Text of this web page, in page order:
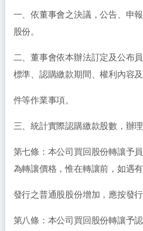
一、依董事會之決議，公告、申
股份。
二、董事會依本辦法訂定及公布
標準、認購繳款期間、權利內容
件等作業事項。
三、統計實際認購繳款股數，辦
第七條：本公司買回股份轉讓予
為轉讓價格，惟在轉讓前，如遇
發行之普通股股份增加，應按發
第八條：本公司買回股份轉讓予